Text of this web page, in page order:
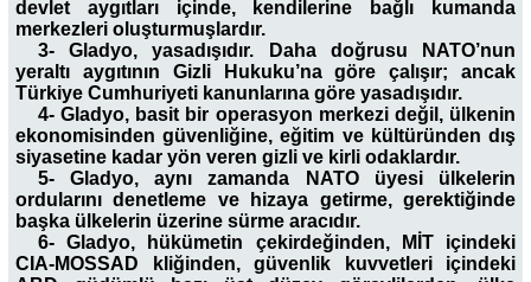
devlet aygıtları içinde, kendilerine bağlı kumanda
merkezleri oluşturmuşlardır.
3- Gladyo, yasadışıdır. Daha doğrusu NATO’nun
yeraltı aygıtının Gizli Hukuku’na göre çalışır; ancak
Türkiye Cumhuriyeti kanunlarına göre yasadışıdır.
4- Gladyo, basit bir operasyon merkezi değil, ülkenin
ekonomisinden güvenliğine, eğitim ve kültüründen dış
siyasetine kadar yön veren gizli ve kirli odaklardır.
5- Gladyo, aynı zamanda NATO üyesi ülkelerin
ordularını denetleme ve hizaya getirme, gerektiğinde
başka ülkelerin üzerine sürme aracıdır.
6- Gladyo, hükümetin çekirdeğinden, MİT içindeki
CIA-MOSSAD kliğinden, güvenlik kuvvetleri içindeki